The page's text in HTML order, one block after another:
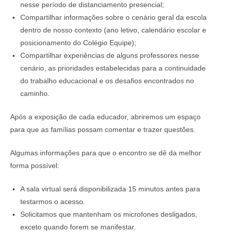
nesse período de distanciamento presencial;
Compartilhar informações sobre o cenário geral da escola
dentro de nosso contexto (ano letivo, calendário escolar e
posicionamento do Colégio Equipe);
Compartilhar experiências de alguns professores nesse
cenário, as prioridades estabelecidas para a continuidade
do trabalho educacional e os desafios encontrados no
caminho.
Após a exposição de cada educador, abriremos um espaço
para que as famílias possam comentar e trazer questões.
Algumas informações para que o encontro se dê da melhor
forma possível:
A sala virtual será disponibilizada 15 minutos antes para
testarmos o acesso.
Solicitamos que mantenham os microfones desligados,
exceto quando forem se manifestar.